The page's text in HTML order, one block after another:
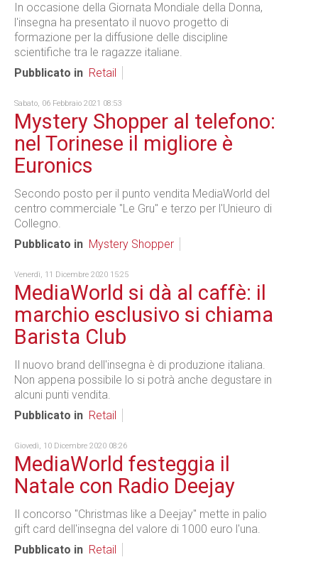
In occasione della Giornata Mondiale della Donna,
l'insegna ha presentato il nuovo progetto di
formazione per la diffusione delle discipline
scientifiche tra le ragazze italiane.
Pubblicato in Retail
Sabato, 06 Febbraio 2021 08:53
Mystery Shopper al telefono:
nel Torinese il migliore è
Euronics
Secondo posto per il punto vendita MediaWorld del
centro commerciale "Le Gru" e terzo per l'Unieuro di
Collegno.
Pubblicato in Mystery Shopper
Venerdì, 11 Dicembre 2020 15:25
MediaWorld si dà al caffè: il
marchio esclusivo si chiama
Barista Club
Il nuovo brand dell'insegna è di produzione italiana.
Non appena possibile lo si potrà anche degustare in
alcuni punti vendita.
Pubblicato in Retail
Giovedì, 10 Dicembre 2020 08:26
MediaWorld festeggia il
Natale con Radio Deejay
Il concorso "Christmas like a Deejay" mette in palio
gift card dell'insegna del valore di 1000 euro l'una.
Pubblicato in Retail